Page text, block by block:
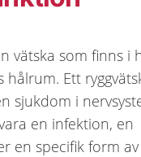
vätska som finns i
hålrum. Ett
sjukdom i
en infektion, en
en specifik form av